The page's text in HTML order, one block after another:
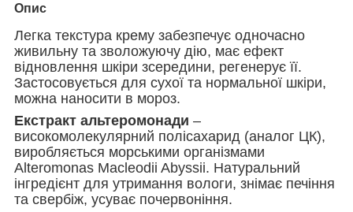
Опис
Легка текстура крему забезпечує одночасно
живильну та зволожуючу дію, має ефект
відновлення шкіри зсередини, регенерує її.
Застосовується для сухої та нормальної шкіри,
можна наносити в мороз.
Екстракт альтеромонади –
високомолекулярний полісахарид (аналог ЦК),
виробляється морськими організмами
Alteromonas Macleodii Abyssii. Натуральний
інгредієнт для утримання вологи, знімає печіння
та свербіж, усуває почервоніння.